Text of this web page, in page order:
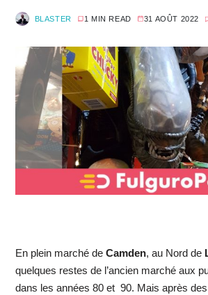
BLASTER 1 MIN READ 31 AOÛT 2022
En plein marché de Camden, au Nord de
quelques restes de l’ancien marché aux
dans les années 80 et 90. Mais après